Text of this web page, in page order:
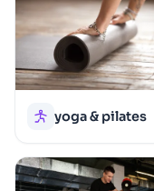
yoga & pilates